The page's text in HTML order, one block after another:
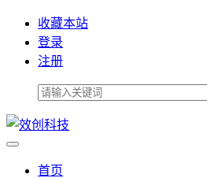
收藏本站
登录
注册
首页